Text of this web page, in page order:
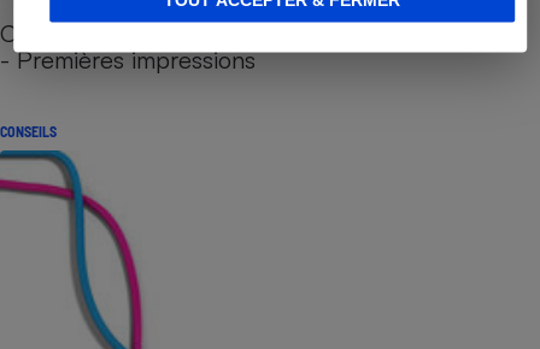
Cafetière à capsules zéro déchet CoffeeB (vidéo)
- Premières impressions
CONSEILS